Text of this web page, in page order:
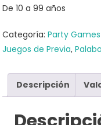
De 10 a 99 años
Categoría:Party Games
Juegos de Previa,
Descripción